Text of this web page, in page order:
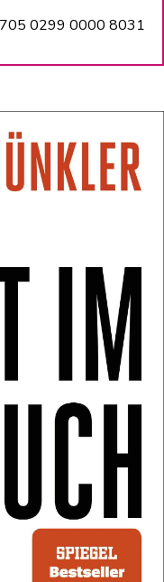
0299 0000 8031